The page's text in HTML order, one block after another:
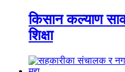
किसान कल्याण
शिक्षा